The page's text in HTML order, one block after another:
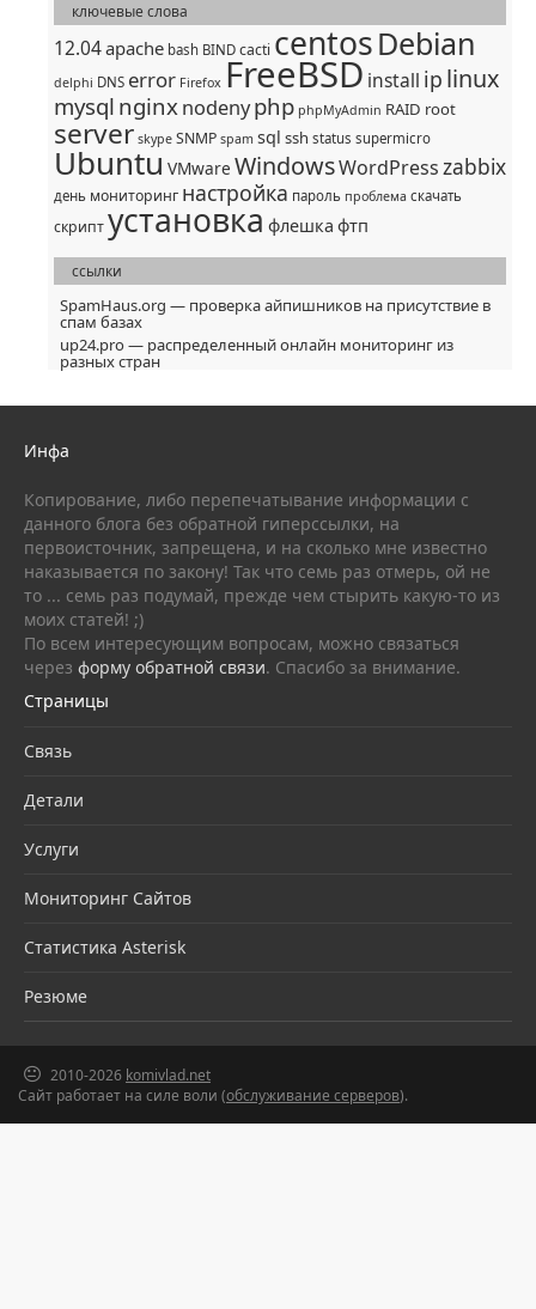
ключевые слова
12.04apache bash BIND cacti centosDebian
delphi DNS error Firefox FreeBSD install ip linux
mysql nginxnodenyphp phpMyAdmin RAID root
server skype SNMP spam sql ssh status supermicro
Ubuntu VMware WindowsWordPresszabbix
день мониторинг настройка пароль проблема скачать
скриптустановка флешка фтп
ссылки
SpamHaus.org — проверка айпишников на присутствие в
спам базах
up24.pro — распределенный онлайн мониторинг из
разных стран
Инфа
Копирование, либо перепечатывание информации с
данного блога без обратной гиперссылки, на
первоисточник, запрещена, и на сколько мне известно
наказывается по закону! Так что семь раз отмерь, ой не
то ... семь раз подумай, прежде чем стырить какую-то из
моих статей! ;)
По всем интересующим вопросам, можно связаться
через форму обратной связи. Спасибо за внимание.
Страницы
Связь
Детали
Услуги
Мониторинг Сайтов
Статистика Asterisk
Резюме
2010-2026 komivlad.net
Сайт работает на силе воли (обслуживание серверов).